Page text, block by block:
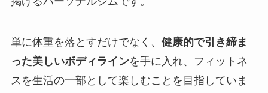
単に体重を落とすだけでなく、 健康的で引き締ま
った美しいボディラインを手に入れ、フィットネ
スを生活の一部として楽しむことを目指していま